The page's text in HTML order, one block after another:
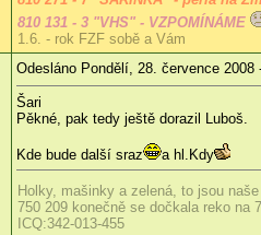
810 131 - 3 "VHS" - VZPOMÍNÁME
1.6. - rok FZF sobě a Vám
Odesláno Pondělí, 28. července 2008
Šari
Pěkné, pak tedy ještě dorazil Luboš.
Kde bude další sraz a hl.Kdy
Holky, mašinky a zelená, to jsou
750 209 konečně se dočkala reko na
ICQ:342-013-455